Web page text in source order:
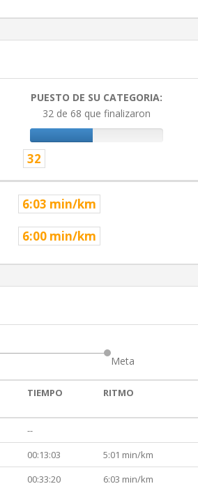
PUESTO DE SU CATEGORIA:
32 de 68 que finalizaron
32
6:03 min/km
6:00 min/km
Meta
TIEMPO RITMO
--
00:13:03
5:01 min/km
00:33:20 6:03 min/km